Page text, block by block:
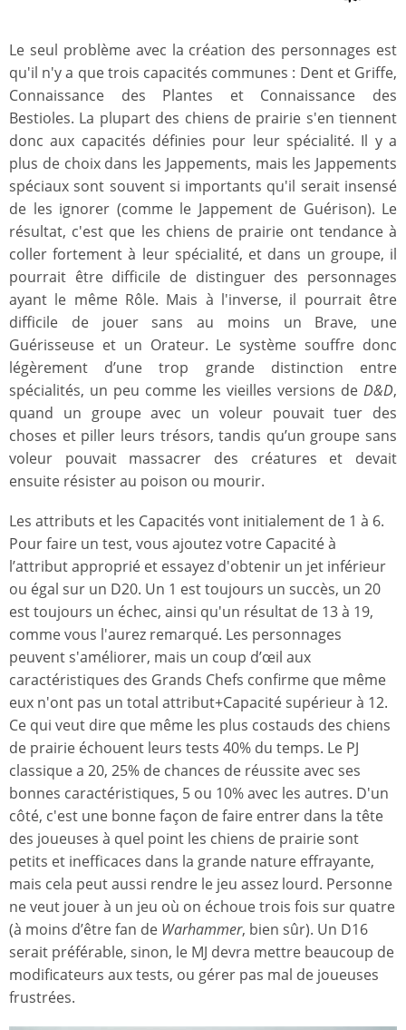
Le seul problème avec la création des personnages est
qu'il n'y a que trois capacités communes : Dent et Griffe,
Connaissance des Plantes et Connaissance des
Bestioles. La plupart des chiens de prairie s'en tiennent
donc aux capacités définies pour leur spécialité. Il y a
plus de choix dans les Jappements, mais les Jappements
spéciaux sont souvent si importants qu'il serait insensé
de les ignorer (comme le Jappement de Guérison). Le
résultat, c'est que les chiens de prairie ont tendance à
coller fortement à leur spécialité, et dans un groupe, il
pourrait être difficile de distinguer des personnages
ayant le même Rôle. Mais à l'inverse, il pourrait être
difficile de jouer sans au moins un Brave, une
Guérisseuse et un Orateur. Le système souffre donc
légèrement d’une trop grande distinction entre
spécialités, un peu comme les vieilles versions de D&D,
quand un groupe avec un voleur pouvait tuer des
choses et piller leurs trésors, tandis qu’un groupe sans
voleur pouvait massacrer des créatures et devait
ensuite résister au poison ou mourir.
Les attributs et les Capacités vont initialement de 1 à 6.
Pour faire un test, vous ajoutez votre Capacité à
l’attribut approprié et essayez d'obtenir un jet inférieur
ou égal sur un D20. Un 1 est toujours un succès, un 20
est toujours un échec, ainsi qu'un résultat de 13 à 19,
comme vous l'aurez remarqué. Les personnages
peuvent s'améliorer, mais un coup d’œil aux
caractéristiques des Grands Chefs confirme que même
eux n'ont pas un total attribut+Capacité supérieur à 12.
Ce qui veut dire que même les plus costauds des chiens
de prairie échouent leurs tests 40% du temps. Le PJ
classique a 20, 25% de chances de réussite avec ses
bonnes caractéristiques, 5 ou 10% avec les autres. D'un
côté, c'est une bonne façon de faire entrer dans la tête
des joueuses à quel point les chiens de prairie sont
petits et inefficaces dans la grande nature effrayante,
mais cela peut aussi rendre le jeu assez lourd. Personne
ne veut jouer à un jeu où on échoue trois fois sur quatre
(à moins d’être fan de Warhammer, bien sûr). Un D16
serait préférable, sinon, le MJ devra mettre beaucoup de
modificateurs aux tests, ou gérer pas mal de joueuses
frustrées.